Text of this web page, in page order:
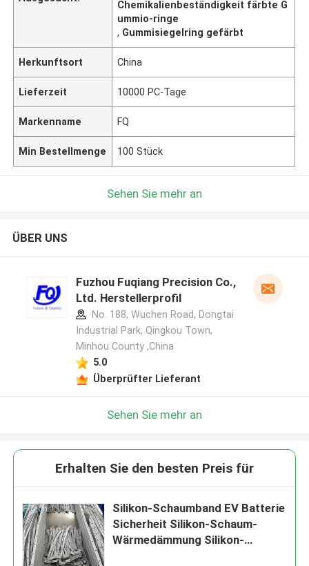
Chemikalienbeständigkeit färbte G
ummio-ringe
, Gummisiegelring gefärbt
Herkunftsort China
Lieferzeit 10000 PC-Tage
Markenname FQ
Min Bestellmenge 100 Stück
Sehen Sie mehr an
ÜBER UNS
Fuzhou Fuqiang Precision Co.,
Ltd. Herstellerprofil
No. 188, Wuchen Road, Dongtai
Industrial Park, Qingkou Town,
Minhou County ,China
5.0
Überprüfter Lieferant
Sehen Sie mehr an
Erhalten Sie den besten Preis für
Silikon-Schaumband EV Batterie
Sicherheit Silikon-Schaum-
Wärmedämmung Silikon-